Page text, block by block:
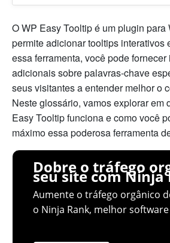
O WP Easy Tooltip é um plugin para
permite adicionar tooltips interativos
essa ferramenta, você pode
adicionais sobre palavras-chave
seus visitantes a entender melhor o
Neste glossário, vamos explorar em
Easy Tooltip funciona e como você
máximo essa poderosa ferramenta
Dobre o tráfego
seu site com Ninja
Aumente o tráfego orgânico
o Ninja Rank, melhor software